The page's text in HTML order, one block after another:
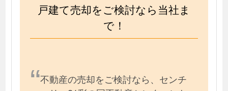
戸建て売却をご検討なら当社ま
で！
不動産の売却をご検討なら、センチ